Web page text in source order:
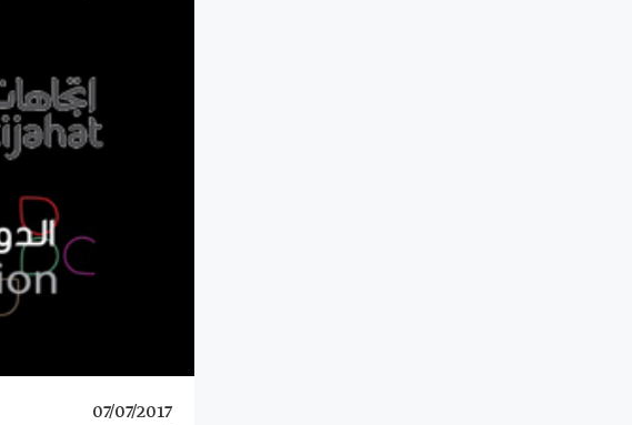
07/07/2017